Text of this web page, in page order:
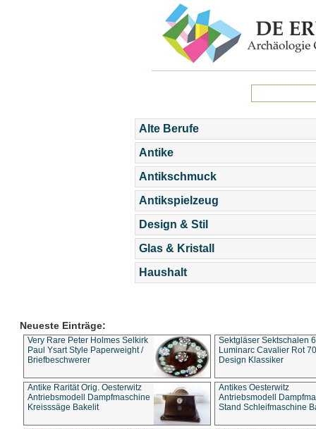
Alte Berufe
Antike
Antikschmuck
Antikspielzeug
Design & Stil
Glas & Kristall
Haushalt
Neueste Einträge:
Very Rare Peter Holmes Selkirk
Paul Ysart Style Paperweight /
Briefbeschwerer
Sektgläser Sektschalen
Luminarc Cavalier Rot
Design Klassiker
Antike Rarität Orig. Oesterwitz
Antriebsmodell Dampfmaschine
Kreisssäge Bakelit
Antikes Oesterwitz
Antriebsmodell
Stand Schleifmaschine